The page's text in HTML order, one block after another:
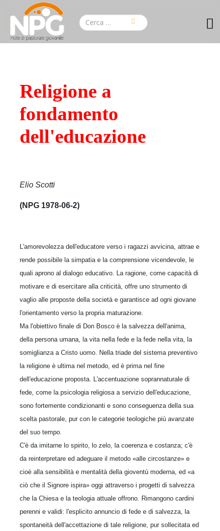
Religione a
fondamento
dell'educazione
Elio Scotti
(NPG 1978-06-2)
L'amorevolezza dell'educatore verso i ragazzi avvicina, attrae e
rende possibile la simpatia e la comprensione vicendevole, le
quali aprono al dialogo educativo. La ragione, come capacità di
motivare e di esercitare alla criticità, offre uno strumento di
vaglio alle proposte della società e garantisce ad ogni giovane
l'orientamento verso la propria maturazione.
Ma l'obiettivo finale di Don Bosco è la salvezza dell'anima,
della persona umana, la vita nella fede e la fede nella vita, la
somiglianza a Cristo uomo. Nella triade del sistema preventivo
la religione è ultima nel metodo, ed è prima nel fine
dell'educazione proposta. L'accentuazione soprannaturale di
fede, come la psicologia religiosa a servizio dell'educazione,
sono fortemente condizionanti e sono conseguenza della sua
scelta pastorale, pur con le categorie teologiche più avanzate
del suo tempo.
C'è da imitarne lo spirito, lo zelo, la coerenza e costanza; c'è
da reinterpretare ed adeguare il metodo «alle circostanze» e
cioè alla sensibilità e mentalità della gioventù moderna, ed «a
ciò che il Signore ispira» oggi attraverso i progetti di salvezza
che la Chiesa e la teologia attuale offrono. Rimangono cardini
perenni e validi: l'esplicito annuncio di fede e di salvezza, la
spontaneità dell'accettazione di tale religione, pur sollecitata ed